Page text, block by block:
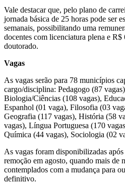
Vale destacar que, pelo plano de
jornada básica de 25 horas pode ser
semanais, possibilitando uma
docentes com licenciatura plena e
doutorado.
Vagas
As vagas serão para 78 municípios
cargo/disciplina: Pedagogo (87
Biologia/Ciências (108 vagas),
Espanhol (01 vaga), Filosofia (03
Geografia (117 vagas), História (58
vagas), Língua Portuguesa (170
Química (44 vagas), Sociologia (02
As vagas foram disponibilizadas
remoção em agosto, quando mais de
contemplados com a mudança para
definitivo.